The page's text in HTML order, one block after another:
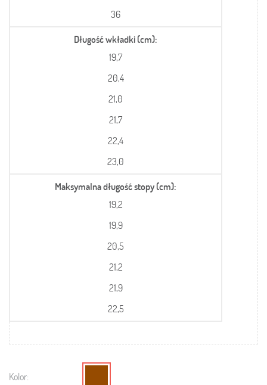
36
Długość wkładki (cm)
19,7
20,4
21,0
21,7
22,4
23,0
Maksymalna długość stopy (cm)
19,2
19,9
20,5
21,2
21,9
22,5
Kolor: